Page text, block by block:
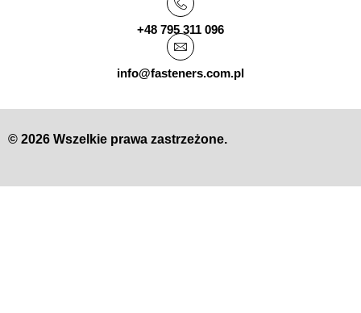
+48 795 311 096
info@fasteners.com.pl
© 2026 Wszelkie prawa zastrzeżone.